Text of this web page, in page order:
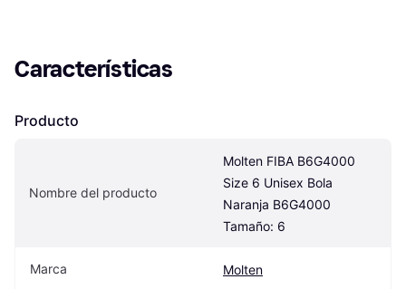
Características
Producto
Nombre del producto
Molten FIBA B6G4000
Size 6 Unisex Bola
Naranja B6G4000
Tamaño: 6
Marca Molten